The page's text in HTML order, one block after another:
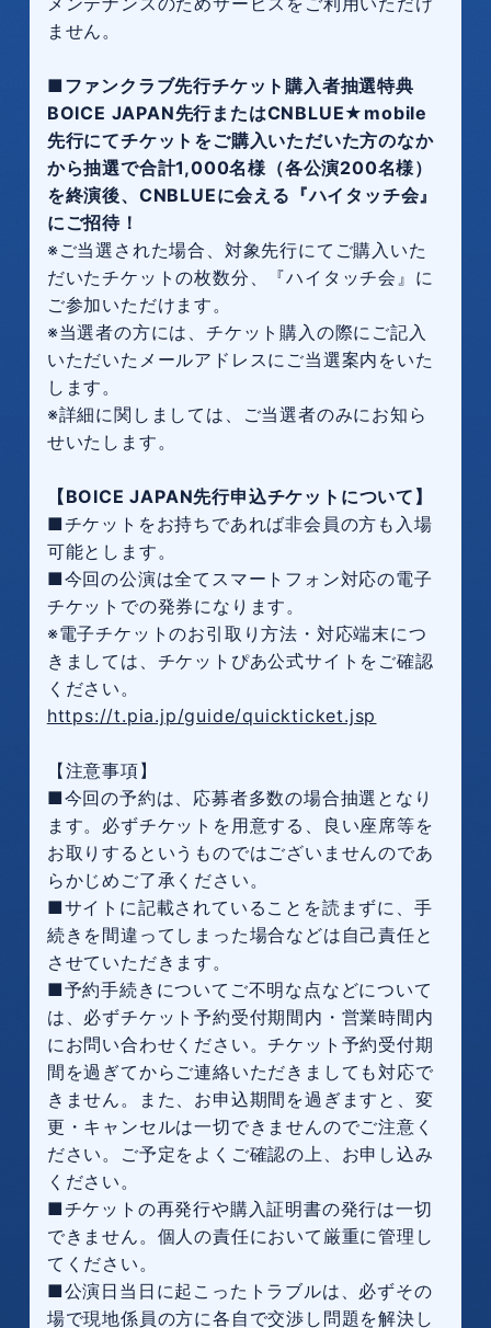
ません。
■ファンクラブ先行チケット購入者抽選特典
BOICE JAPAN先行またはCNBLUE★mobile
先行にてチケットをご購入いただいた方のなか
から抽選で合計1,000名様（各公演200名様）
を終演後、CNBLUEに会える『ハイタッチ会』
にご招待！
※ご当選された場合、対象先行にてご購入いた
だいたチケットの枚数分、『ハイタッチ会』に
ご参加いただけます。
※当選者の方には、チケット購入の際にご記入
いただいたメールアドレスにご当選案内をいた
します。
※詳細に関しましては、ご当選者のみにお知ら
せいたします。
【BOICE JAPAN先行申込チケットについて】
■チケットをお持ちであれば非会員の方も入場
可能とします。
■今回の公演は全てスマートフォン対応の電子
チケットでの発券になります。
※電子チケットのお引取り方法・対応端末につ
きましては、チケットぴあ公式サイトをご確認
ください。
https://t.pia.jp/guide/quickticket.jsp
【注意事項】
■今回の予約は、応募者多数の場合抽選となり
ます。必ずチケットを用意する、良い座席等を
お取りするというものではございませんのであ
らかじめご了承ください。
■サイトに記載されていることを読まずに、手
続きを間違ってしまった場合などは自己責任と
させていただきます。
■予約手続きについてご不明な点などについて
は、必ずチケット予約受付期間内・営業時間内
にお問い合わせください。チケット予約受付期
間を過ぎてからご連絡いただきましても対応で
きません。また、お申込期間を過ぎますと、変
更・キャンセルは一切できませんのでご注意く
ださい。ご予定をよくご確認の上、お申し込み
ください。
■チケットの再発行や購入証明書の発行は一切
できません。個人の責任において厳重に管理し
てください。
■公演日当日に起こったトラブルは、必ずその
場で現地係員の方に各自で交渉し問題を解決し